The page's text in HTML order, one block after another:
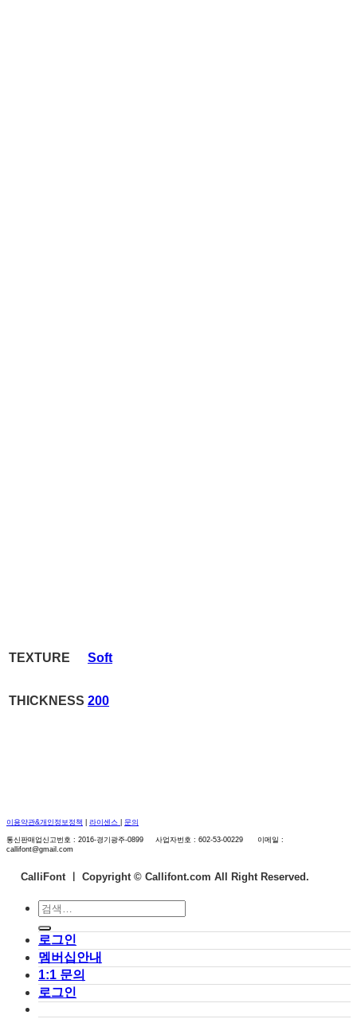
TEXTURE Soft
THICKNESS 200
이용약관&개인정보정책 라이센스 문의
통신판매업신고번호 : 2016-경기광주-0899 사업자번호 : 602-53-00229 이메일 :
callifont@gmail.com
CalliFont ㅣ Copyright © Callifont.com All Right Reserved.
검
색:
로그인
멤버십안내
1:1 문의
로그인